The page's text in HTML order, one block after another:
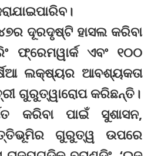
ଦୂରଦୃଷ୍ଟି ହାସଲ କରିବା
ଫ୍ରେମୱାର୍କ ଏବଂ ୧୦୦
ଲକ୍ଷ୍ୟର ଆବଶ୍ୟକତା
ଗୁରୁତ୍ୱାରୋପ କରିଛନ୍ତି।
କରିବା ପାଇଁ ସୁଶାସନ,
ଗୁରୁତ୍ୱ ଉପରେ